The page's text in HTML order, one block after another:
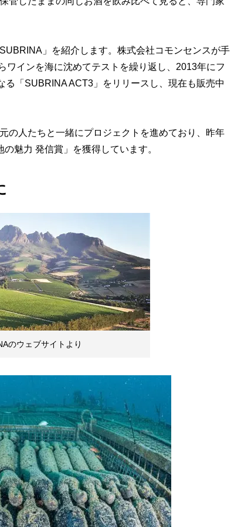
」を紹介します。株式会社コモンセンスが手
インを海に沈めてテストを繰り返し、2013年にフ
「SUBRINA ACT3」をリリースし、現在も販売中
人たちと一緒にプロジェクトを進めており、昨年
魅力 発信賞」を獲得しています。
のウェブサイトより